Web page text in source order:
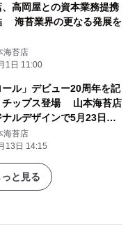
高岡屋との資本業務提携
海苔業界の更なる発展を
海苔店
1日 11:00
ール」デビュー20周年を記
チップス登場 山本海苔店
ルデザインで5月23日販
海苔店
13日 14:15
と見る